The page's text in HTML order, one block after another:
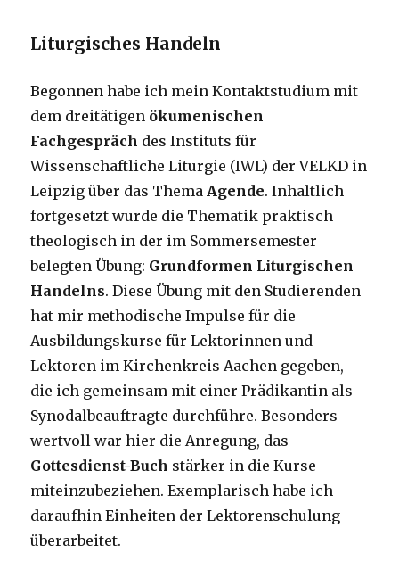
Liturgisches Handeln
Begonnen habe ich mein Kontaktstudium mit
dem dreitätigen ökumenischen
Fachgespräch des Instituts für
Wissenschaftliche Liturgie (IWL) der VELKD in
Leipzig über das Thema Agende. Inhaltlich
fortgesetzt wurde die Thematik praktisch
theologisch in der im Sommersemester
belegten Übung: Grundformen Liturgischen
Handelns. Diese Übung mit den Studierenden
hat mir methodische Impulse für die
Ausbildungskurse für Lektorinnen und
Lektoren im Kirchenkreis Aachen gegeben,
die ich gemeinsam mit einer Prädikantin als
Synodalbeauftragte durchführe. Besonders
wertvoll war hier die Anregung, das
Gottesdienst-Buch stärker in die Kurse
miteinzubeziehen. Exemplarisch habe ich
daraufhin Einheiten der Lektorenschulung
überarbeitet.